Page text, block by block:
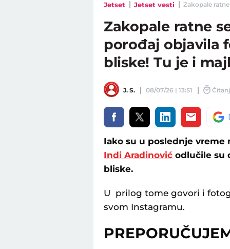
Jetset Jetset vesti Zakopale
Zakopale ratne
porođaj objavila
bliske! Tu je i
J. S. 08/07/26 | 13:51
Iako su u poslednje vreme
Indi Aradinović odlučile su
bliske.
U prilog tome govori i
svom Instagramu.